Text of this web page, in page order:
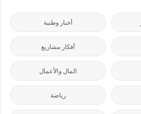
أخبار وطنية
أفكار مشاريع
المال والأعمال
رياضة